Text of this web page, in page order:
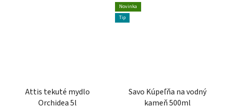
Attis tekuté mydlo
Orchidea 5l
Novinka
Tip
Savo Kúpeľňa na vodný
kameň 500ml